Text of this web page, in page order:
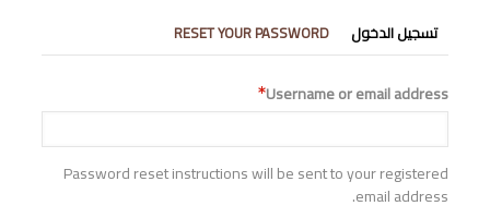
التبويبات
الأساسية
تسجيل الدخول RESET YOUR PASSWORD
Username or email address
Password reset instructions will be sent to your registered
email address.